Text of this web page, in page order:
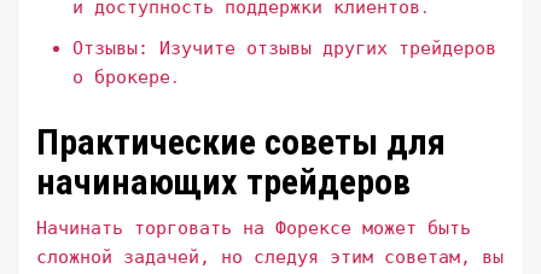
и доступность поддержки клиентов․
Отзывы: Изучите отзывы других трейдеров
о брокере․
Практические советы для
начинающих трейдеров
Начинать торговать на Форексе может быть
сложной задачей, но следуя этим советам, вы